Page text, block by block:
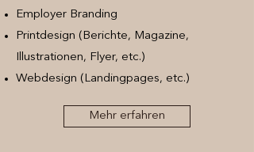
Employer Branding
Printdesign (Berichte, Magazine,
Illustrationen, Flyer, etc.)
Webdesign (Landingpages, etc.)
Mehr erfahren